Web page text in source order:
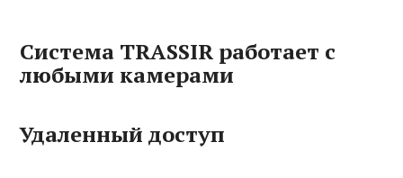
Система TRASSIR работает с
любыми камерами
Удаленный доступ